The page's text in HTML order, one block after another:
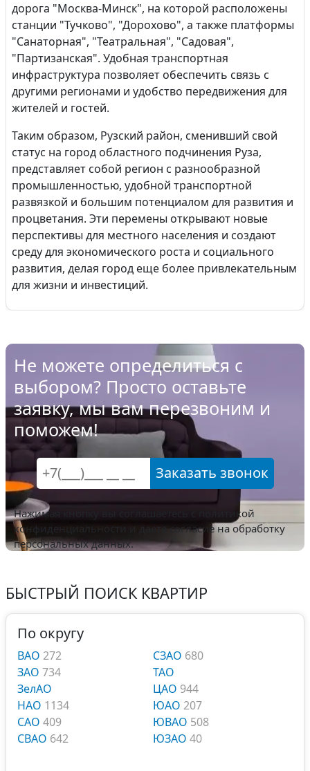
дорога "Москва-Минск", на которой расположены
станции "Тучково", "Дорохово", а также платформы
"Санаторная", "Театральная", "Садовая",
"Партизанская". Удобная транспортная
инфраструктура позволяет обеспечить связь с
другими регионами и удобство передвижения для
жителей и гостей.
Таким образом, Рузский район, сменивший свой
статус на город областного подчинения Руза,
представляет собой регион с разнообразной
промышленностью, удобной транспортной
развязкой и большим потенциалом для развития и
процветания. Эти перемены открывают новые
перспективы для местного населения и создают
среду для экономического роста и социального
развития, делая город еще более привлекательным
для жизни и инвестиций.
Не можете определиться с
выбором? Просто оставьте
заявку, мы вам перезвоним и
поможем!
Заказать звонок
Нажимая кнопку вы соглашаетесь с
политикой
конфиденциальности и даете согласие на обработку
персональных данных.
БЫСТРЫЙ ПОИСК КВАРТИР
По округу
ВАО 272
ЗАО 734
ЗелАО
НАО 1134
САО 409
СВАО 642
СЗАО 680
ТАО
ЦАО 944
ЮАО 207
ЮВАО 508
ЮЗАО 40